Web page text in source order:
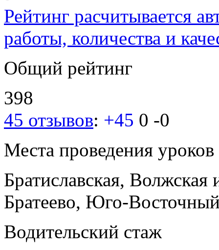
Рейтинг расчитывается
работы, количества и
Общий рейтинг
398
45 отзывов: +45 0 -0
Места проведения уроков
Братиславская, Волжская
Братеево, Юго-
Водительский стаж